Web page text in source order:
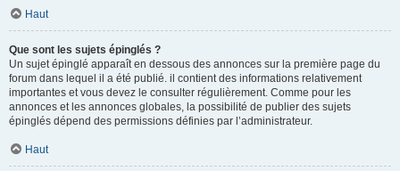
Haut
Que sont les sujets épinglés ?
Un sujet épinglé apparaît en dessous des annonces sur la première page du
forum dans lequel il a été publié. il contient des informations relativement
importantes et vous devez le consulter régulièrement. Comme pour les
annonces et les annonces globales, la possibilité de publier des sujets
épinglés dépend des permissions définies par l’administrateur.
Haut